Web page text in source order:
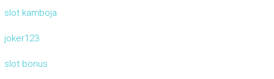
slot kamboja
joker123
slot bonus